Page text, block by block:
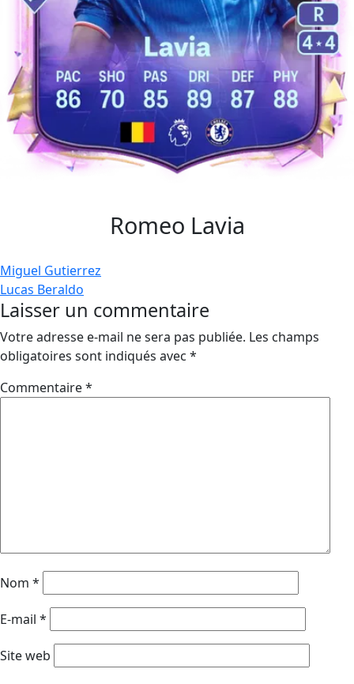
Romeo Lavia
Navigation
de
l’article
Miguel Gutierrez
Lucas Beraldo
Laisser un commentaire
Votre adresse e-mail ne sera pas publiée. Les champs
obligatoires sont indiqués avec *
Commentaire*
Nom *
E-mail *
Site web